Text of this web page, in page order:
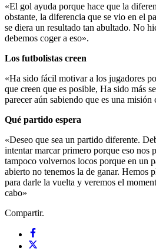
«El gol ayuda porque hace que la
obstante, la diferencia que se vio en el
se diera un resultado tan abultado. No
debemos coger a eso».
Los futbolistas creen
«Ha sido fácil motivar a los jugadores
que creen que es posible, Ha sido más
parecer aún sabiendo que es una misión
Qué partido espera
«Deseo que sea un partido diferente.
intentar marcar primero porque eso nos
tampoco volvernos locos porque en un
abierto no tenemos la de ganar. Hemos
para darle la vuelta y veremos el
cabo»
Compartir.